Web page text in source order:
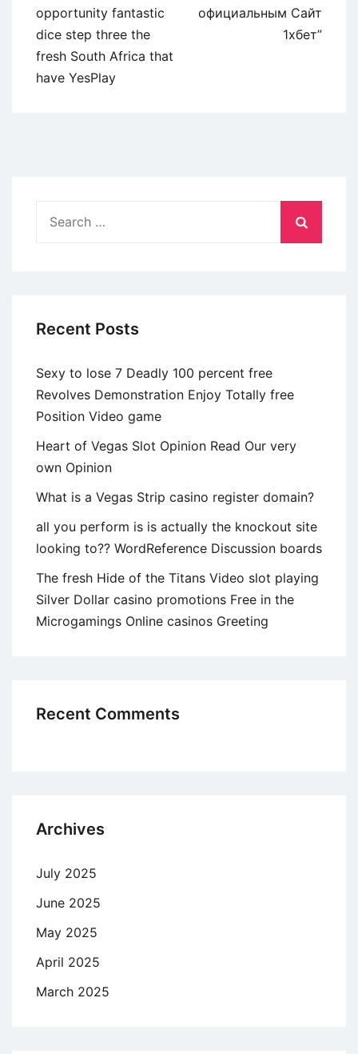
opportunity fantastic
dice step three the
fresh South Africa that
have YesPlay
официальным Сайт
1хбет”
Recent Posts
Sexy to lose 7 Deadly 100 percent free
Revolves Demonstration Enjoy Totally free
Position Video game
Heart of Vegas Slot Opinion Read Our very
own Opinion
What is a Vegas Strip casino register domain?
all you perform is is actually the knockout site
looking to?? WordReference Discussion boards
The fresh Hide of the Titans Video slot playing
Silver Dollar casino promotions Free in the
Microgamings Online casinos Greeting
Recent Comments
Archives
July 2025
June 2025
May 2025
April 2025
March 2025